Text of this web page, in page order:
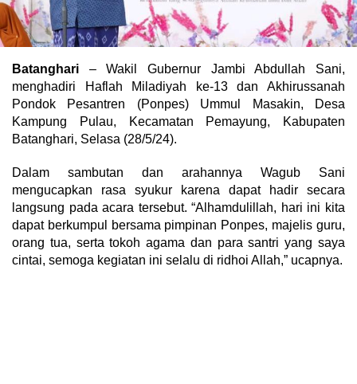
Batanghari – Wakil Gubernur Jambi Abdullah Sani,
menghadiri Haflah Miladiyah ke-13 dan Akhirussanah
Pondok Pesantren (Ponpes) Ummul Masakin, Desa
Kampung Pulau, Kecamatan Pemayung, Kabupaten
Batanghari, Selasa (28/5/24).
Dalam sambutan dan arahannya Wagub Sani
mengucapkan rasa syukur karena dapat hadir secara
langsung pada acara tersebut. “Alhamdulillah, hari ini kita
dapat berkumpul bersama pimpinan Ponpes, majelis guru,
orang tua, serta tokoh agama dan para santri yang saya
cintai, semoga kegiatan ini selalu di ridhoi Allah,” ucapnya.